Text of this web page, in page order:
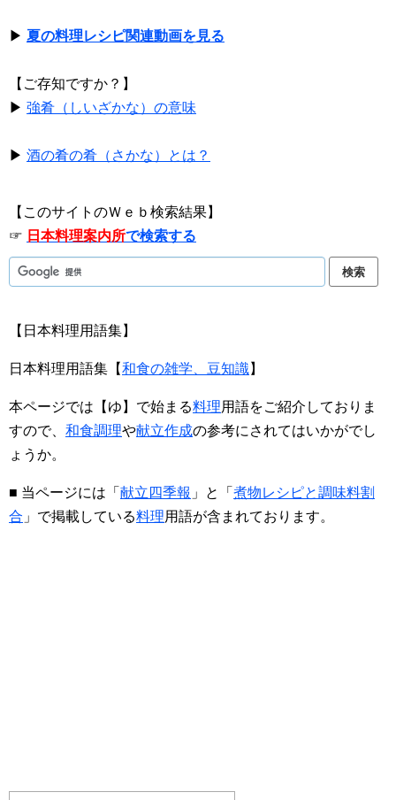
▶ 夏の料理レシピ関連動画を見る
【ご存知ですか？】
▶ 強肴（しいざかな）の意味
▶ 酒の肴の肴（さかな）とは？
【このサイトのＷｅｂ検索結果】
☞ 日本料理案内所で検索する
【日本料理用語集】
日本料理用語集【和食の雑学、豆知識】
本ページでは【ゆ】で始まる料理用語をご紹介しておりま
すので、 和食調理や献立作成の参考にされてはいかがでし
ょうか。
■ 当ページには「 献立四季報 」と「 煮物レシピと調味料割
合 」で掲載している料理用語が含まれております。